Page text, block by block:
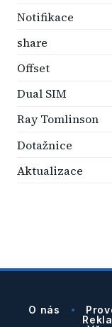
Notifikace
share
Offset
Dual SIM
Ray Tomlinson
Dotažnice
Aktualizace
O nás